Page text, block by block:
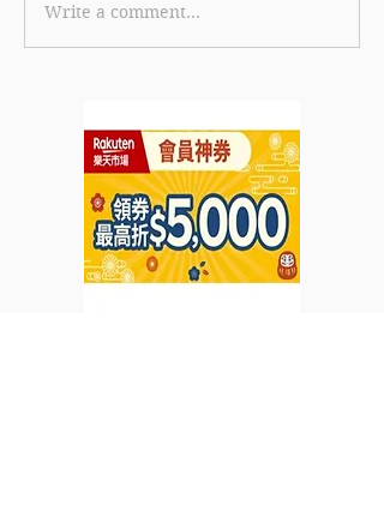
《LALAMOVE Call車優
惠》- 新用戶即享1張$25
到2022年5月30日)
Write a comment...